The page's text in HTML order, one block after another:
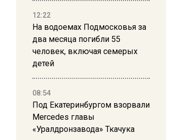
12:22
На водоемах Подмосковья за
два месяца погибли 55
человек, включая семерых
детей
08:54
Под Екатеринбургом взорвали
Mercedes главы
«Уралдронзавода» Ткачука